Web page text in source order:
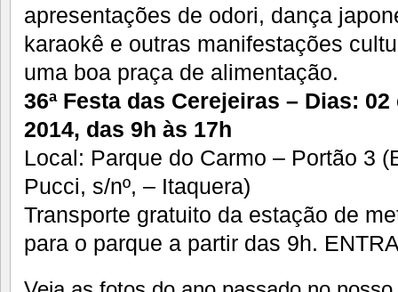
apresentações de odori, dança
karaokê e outras manifestações
uma boa praça de alimentação.
36ª Festa das Cerejeiras – Dias:
2014, das 9h às 17h
Local: Parque do Carmo – Portão 3
Pucci, s/nº, – Itaquera)
Transporte gratuito da estação de
para o parque a partir das 9h.